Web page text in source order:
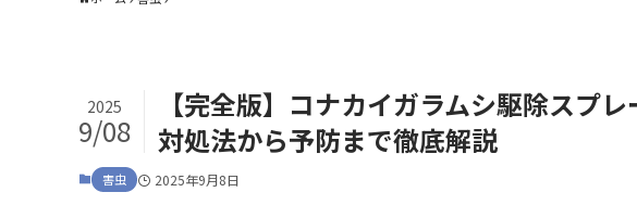
【完全版】コナカイガラムシ駆除スプ
対処法から予防まで徹底解説
2025
9/08
害虫 2025年9月8日